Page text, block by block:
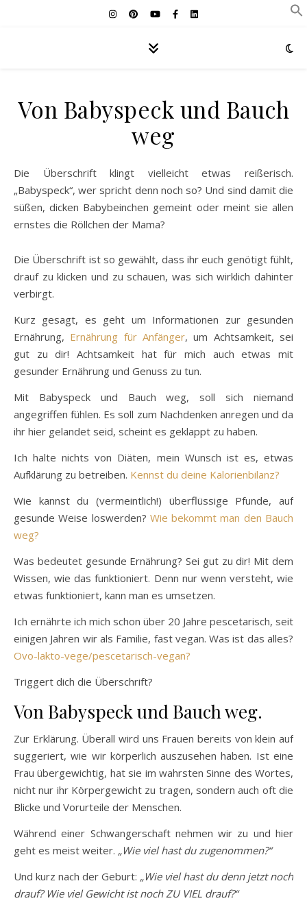
Von Babyspeck und Bauch
weg
Die Überschrift klingt vielleicht etwas reißerisch.
„Babyspeck“, wer spricht denn noch so? Und sind damit die
süßen, dicken Babybeinchen gemeint oder meint sie allen
ernstes die Röllchen der Mama?
Die Überschrift ist so gewählt, dass ihr euch genötigt fühlt,
drauf zu klicken und zu schauen, was sich wirklich dahinter
verbirgt.
Kurz gesagt, es geht um Informationen zur gesunden
Ernährung, Ernährung für Anfänger, um Achtsamkeit, sei
gut zu dir! Achtsamkeit hat für mich auch etwas mit
gesunder Ernährung und Genuss zu tun.
Mit Babyspeck und Bauch weg, soll sich niemand
angegriffen fühlen. Es soll zum Nachdenken anregen und da
ihr hier gelandet seid, scheint es geklappt zu haben.
Ich halte nichts von Diäten, mein Wunsch ist es, etwas
Aufklärung zu betreiben. Kennst du deine Kalorienbilanz?
Wie kannst du (vermeintlich!) überflüssige Pfunde, auf
gesunde Weise loswerden? Wie bekommt man den Bauch
weg?
Was bedeutet gesunde Ernährung? Sei gut zu dir! Mit dem
Wissen, wie das funktioniert. Denn nur wenn versteht, wie
etwas funktioniert, kann man es umsetzen.
Ich ernährte ich mich schon über 20 Jahre pescetarisch, seit
einigen Jahren wir als Familie, fast vegan. Was ist das alles?
Ovo-lakto-vege/pescetarisch-vegan?
Triggert dich die Überschrift?
Von Babyspeck und Bauch weg.
Zur Erklärung. Überall wird uns Frauen bereits von klein auf
suggeriert, wie wir körperlich auszusehen haben. Ist eine
Frau übergewichtig, hat sie im wahrsten Sinne des Wortes,
nicht nur ihr Körpergewicht zu tragen, sondern auch oft die
Blicke und Vorurteile der Menschen.
Während einer Schwangerschaft nehmen wir zu und hier
geht es meist weiter. „Wie viel hast du zugenommen?“
Und kurz nach der Geburt: „Wie viel hast du denn jetzt noch
drauf? Wie viel Gewicht ist noch ZU VIEL drauf?“